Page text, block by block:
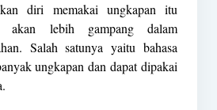
diri memakai ungkapan itu
akan lebih gampang dalam
Salah satunya yaitu bahasa
ungkapan dan dapat dipakai